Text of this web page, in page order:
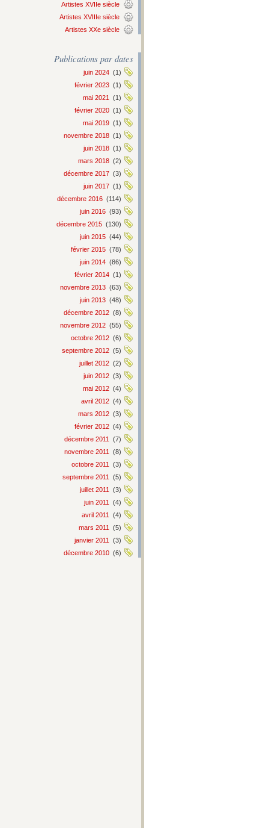
Artistes XVIIe siècle
Artistes XVIIIe siècle
Artistes XXe siècle
Publications par dates
juin 2024 (1)
février 2023 (1)
mai 2021
(1)
février 2020 (1)
mai 2019 (1)
novembre 2018 (1)
juin 2018 (1)
mars 2018 (2)
décembre 2017 (3)
juin 2017 (1)
décembre 2016 (114)
juin 2016 (93)
décembre 2015 (130)
juin 2015 (44)
février 2015 (78)
juin 2014 (86)
février 2014 (1)
novembre 2013 (63)
juin 2013 (48)
décembre 2012 (8)
novembre 2012 (55)
octobre 2012 (6)
septembre 2012 (5)
juillet 2012 (2)
juin 2012 (3)
mai 2012 (4)
avril 2012 (4)
mars 2012 (3)
février 2012 (4)
décembre 2011
(7)
novembre 2011
(8)
octobre 2011
(3)
septembre 2011
(5)
juillet 2011
(3)
juin 2011
(4)
avril 2011
(4)
mars 2011
(5)
janvier 2011
(3)
décembre 2010 (6)